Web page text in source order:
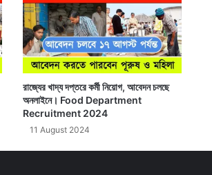
রাজ্যের খাদ্য দপ্তরে কর্মী নিয়োগ, আবেদন চলছে
অনলাইনে। Food Department
Recruitment 2024
11 August 2024